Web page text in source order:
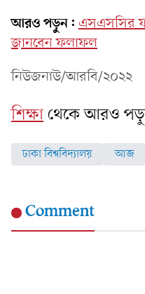
আরও পড়ুন: এসএসসির
জানবেন ফলাফল
নিউজনাউ/আরবি/২০২২
শিক্ষাথেকে আরও
ঢাকা বিশ্ববিদ্যালয় আজ
Comment